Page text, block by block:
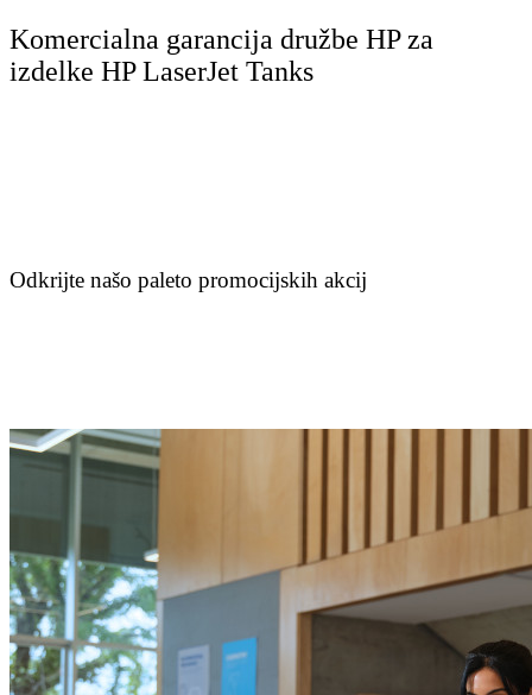
Komercialna garancija družbe HP za
izdelke HP LaserJet Tanks
Odkrijte našo paleto promocijskih akcij